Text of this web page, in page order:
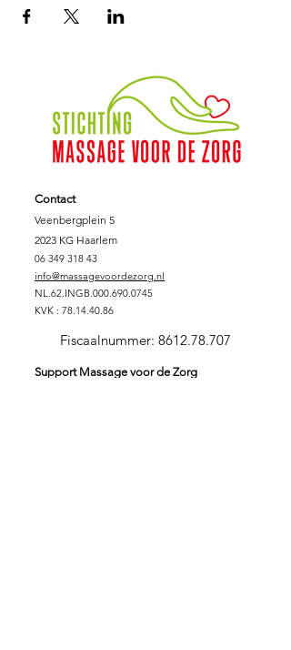
Contact
Veenbergplein 5
2023 KG Haarlem
06 349 318 43
info@massagevoordezorg.nl
NL.62.INGB.000.690.0745
KVK : 78.14.40.86
Fiscaalnummer: 8612.78.707
Support Massage voor de Zorg